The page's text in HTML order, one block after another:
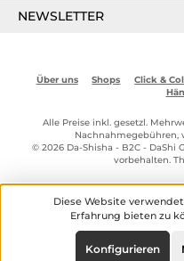
NEWSLETTER
Über uns Shops Click &
Alle Preise inkl. gesetzl.
Nachnahmegebühren,
© 2026 Da-Shisha - B2C - DaShi
vorbehalten.
Diese Website
Erfahrung bieten zu
Konfigurieren